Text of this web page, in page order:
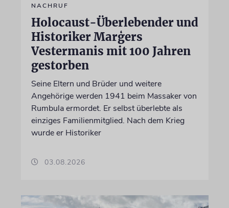
NACHRUF
Holocaust-Überlebender und
Historiker Marģers
Vestermanis mit 100 Jahren
gestorben
Seine Eltern und Brüder und weitere
Angehörige werden 1941 beim Massaker von
Rumbula ermordet. Er selbst überlebte als
einziges Familienmitglied. Nach dem Krieg
wurde er Historiker
03.08.2026